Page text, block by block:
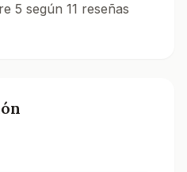
5 según 11 reseñas